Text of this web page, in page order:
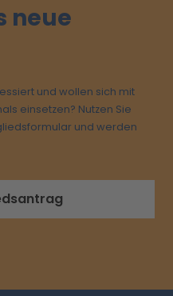
neue
und wollen sich mit
einsetzen? Nutzen Sie
und werden